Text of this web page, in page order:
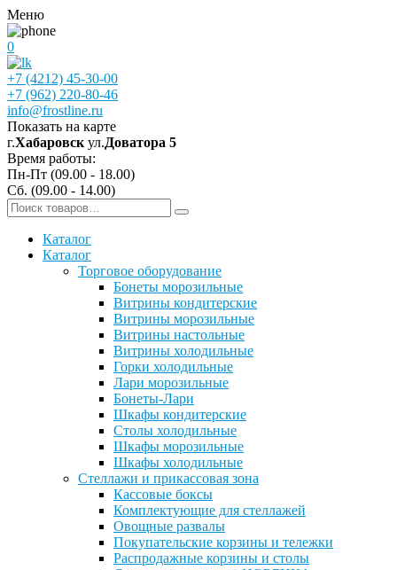
Меню
0
+7 (4212) 45-30-00
+7 (962) 220-80-46
info@frostline.ru
Показать на карте
г.Хабаровск ул.Доватора 5
Время работы:
Пн-Пт (09.00 - 18.00)
Сб. (09.00 - 14.00)
Каталог
Каталог
Торговое оборудование
Бонеты морозильные
Витрины кондитерские
Витрины морозильные
Витрины настольные
Витрины холодильные
Горки холодильные
Лари морозильные
Бонеты-Лари
Шкафы кондитерские
Столы холодильные
Шкафы морозильные
Шкафы холодильные
Стеллажи и прикассовая зона
Кассовые боксы
Комплектующие для стеллажей
Овощные развалы
Покупательские корзины и тележки
Распродажные корзины и столы